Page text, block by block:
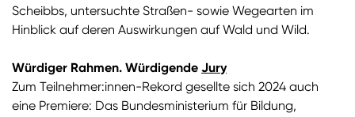
Scheibbs, untersuchte Straßen- sowie Wegearten im
Hinblick auf deren Auswirkungen auf Wald und Wild.
Würdiger Rahmen. Würdigende Jury
Zum Teilnehmer:innen-Rekord gesellte sich 2024 auch
eine Premiere: Das Bundesministerium für Bildung,